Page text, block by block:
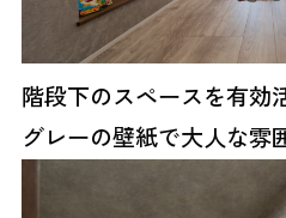
階段下のスペースを有効
グレーの壁紙で大人な雰